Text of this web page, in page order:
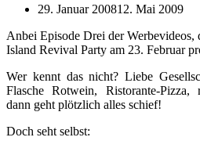
29. Januar 200812. Mai 2009
Anbei Episode Drei der
Island Revival Party am 23. Februar
Wer kennt das nicht? Liebe
Flasche Rotwein, Ristorante-
dann geht plötzlich alles schief!
Doch seht selbst: